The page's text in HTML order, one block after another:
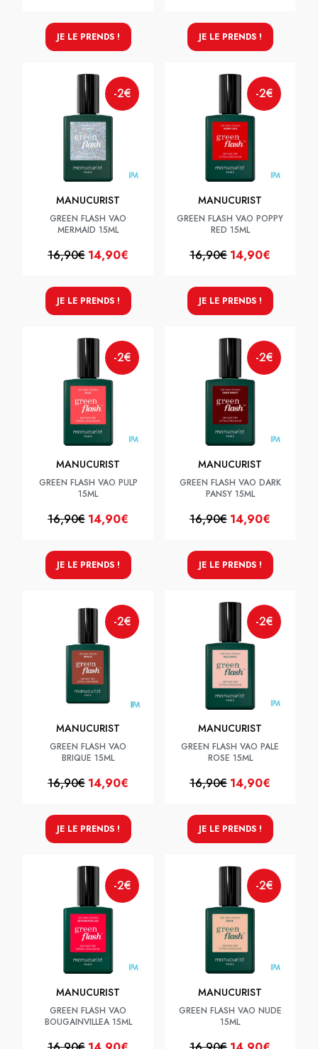
JE LE PRENDS ! JE LE PRENDS !
-2€
MANUCURIST
GREEN FLASH VAO
MERMAID 15ML
16,90€ 14,90€
JE LE PRENDS !
-2€
MANUCURIST
GREEN FLASH VAO POPPY
RED 15ML
16,90€ 14,90€
JE LE PRENDS !
-2€
MANUCURIST
GREEN FLASH VAO PULP
15ML
16,90€ 14,90€
JE LE PRENDS !
-2€
MANUCURIST
GREEN FLASH VAO DARK
PANSY 15ML
16,90€ 14,90€
JE LE PRENDS !
-2€
MANUCURIST
GREEN FLASH VAO
BRIQUE 15ML
16,90€ 14,90€
JE LE PRENDS !
-2€
MANUCURIST
GREEN FLASH VAO PALE
ROSE 15ML
16,90€ 14,90€
JE LE PRENDS !
-2€
MANUCURIST
GREEN FLASH VAO
BOUGAINVILLEA 15ML
-2€
MANUCURIST
GREEN FLASH VAO NUDE
15ML